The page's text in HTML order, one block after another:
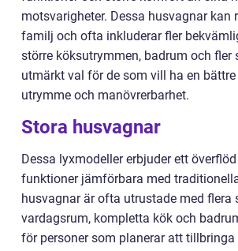
motsvarigheter. Dessa husvagnar kan
familj och ofta inkluderar fler
större köksutrymmen, badrum och fler
utmärkt val för de som vill ha en
utrymme och manövrerbarhet.
Stora husvagnar
Dessa lyxmodeller erbjuder ett
funktioner jämförbara med
husvagnar är ofta utrustade med flera
vardagsrum, kompletta kök och
för personer som planerar att tillbringa